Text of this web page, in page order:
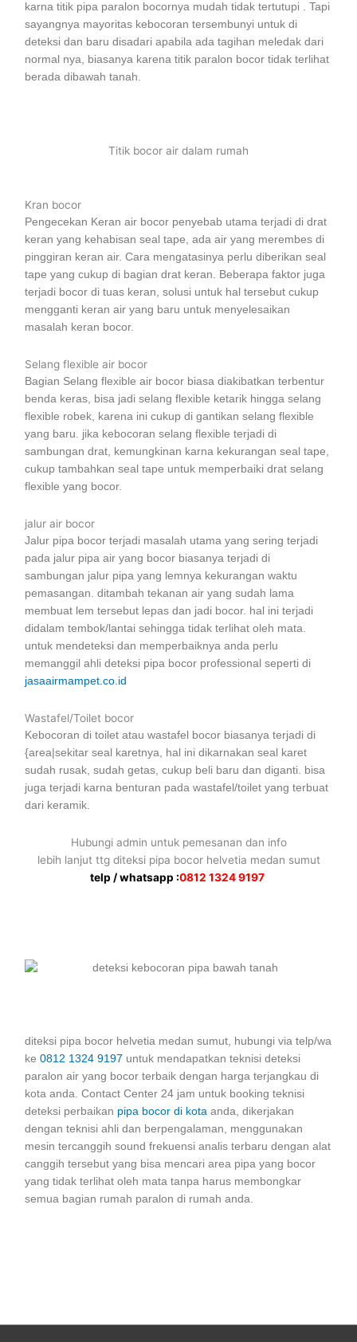
karna titik pipa paralon bocornya mudah tidak tertutupi . Tapi
sayangnya mayoritas kebocoran tersembunyi untuk di
deteksi dan baru disadari apabila ada tagihan meledak dari
normal nya, biasanya karena titik paralon bocor tidak terlihat
berada dibawah tanah.
Titik bocor air dalam rumah
Kran bocor
Pengecekan Keran air bocor penyebab utama terjadi di drat
keran yang kehabisan seal tape, ada air yang merembes di
pinggiran keran air. Cara mengatasinya perlu diberikan seal
tape yang cukup di bagian drat keran. Beberapa faktor juga
terjadi bocor di tuas keran, solusi untuk hal tersebut cukup
mengganti keran air yang baru untuk menyelesaikan
masalah keran bocor.
Selang flexible air bocor
Bagian Selang flexible air bocor biasa diakibatkan terbentur
benda keras, bisa jadi selang flexible ketarik hingga selang
flexible robek, karena ini cukup di gantikan selang flexible
yang baru. jika kebocoran selang flexible terjadi di
sambungan drat, kemungkinan karna kekurangan seal tape,
cukup tambahkan seal tape untuk memperbaiki drat selang
flexible yang bocor.
jalur air bocor
Jalur pipa bocor terjadi masalah utama yang sering terjadi
pada jalur pipa air yang bocor biasanya terjadi di
sambungan jalur pipa yang lemnya kekurangan waktu
pemasangan. ditambah tekanan air yang sudah lama
membuat lem tersebut lepas dan jadi bocor. hal ini terjadi
didalam tembok/lantai sehingga tidak terlihat oleh mata.
untuk mendeteksi dan memperbaiknya anda perlu
memanggil ahli deteksi pipa bocor professional seperti di
jasaairmampet.co.id
Wastafel/Toilet bocor
Kebocoran di toilet atau wastafel bocor biasanya terjadi di
{area|sekitar seal karetnya, hal ini dikarnakan seal karet
sudah rusak, sudah getas, cukup beli baru dan diganti. bisa
juga terjadi karna benturan pada wastafel/toilet yang terbuat
dari keramik.
Hubungi admin untuk pemesanan dan info
lebih lanjut ttg diteksi pipa bocor helvetia medan sumut
telp / whatsapp :0812 1324 9197
diteksi pipa bocor helvetia medan sumut, hubungi via telp/wa
ke0812 1324 9197 untuk mendapatkan teknisi deteksi
paralon air yang bocor terbaik dengan harga terjangkau di
kota anda. Contact Center 24 jam untuk booking teknisi
deteksi perbaikan pipa bocor di kota anda, dikerjakan
dengan teknisi ahli dan berpengalaman, menggunakan
mesin tercanggih sound frekuensi analis terbaru dengan alat
canggih tersebut yang bisa mencari area pipa yang bocor
yang tidak terlihat oleh mata tanpa harus membongkar
semua bagian rumah paralon di rumah anda.